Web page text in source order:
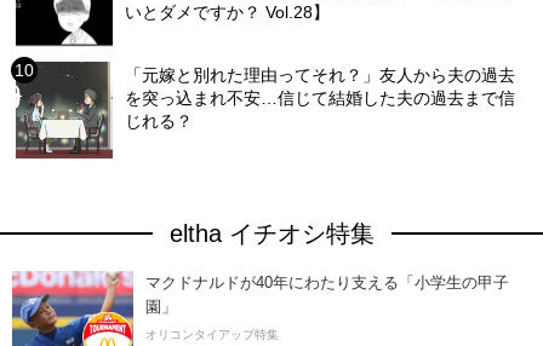
いとダメですか？ Vol.28】
「元嫁と別れた理由ってそれ？」友人から夫の過去
を突っ込まれ不安…信じて結婚した夫の過去まで信
じれる？
eltha イチオシ特集
マクドナルドが40年にわたり支える「小学生の甲子
園」
オリコンタイアップ特集